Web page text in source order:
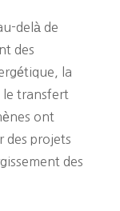
delà de
des
la
le transfert
ont
des projets
des